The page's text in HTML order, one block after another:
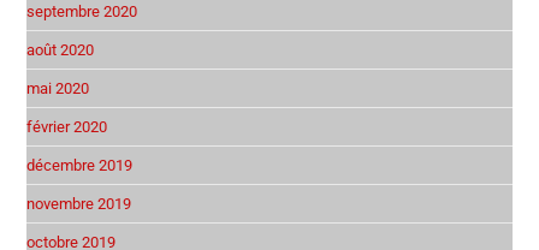
septembre 2020
août 2020
mai 2020
février 2020
décembre 2019
novembre 2019
octobre 2019